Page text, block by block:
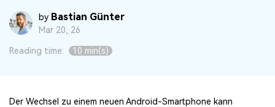
Übertragung anderer Apps
Preise für Mac
Preise für die App
Wettbewerbe & Events
Suche
by Bastian Günter
Mar 20, 26
Reading time: 10 min(s)
Der Wechsel zu einem neuen Android-Smartphone kann